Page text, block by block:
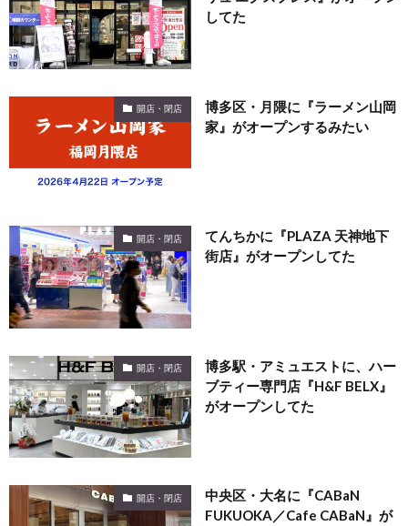
してた
開店・閉店
博多区・月隈に『ラーメン山岡
家』がオープンするみたい
開店・閉店
てんちかに『PLAZA 天神地下
街店』がオープンしてた
開店・閉店
博多駅・アミュエストに、ハー
ブティー専門店『H&F BELX』
がオープンしてた
開店・閉店
中央区・大名に『CABaN
FUKUOKA／Cafe CABaN』が